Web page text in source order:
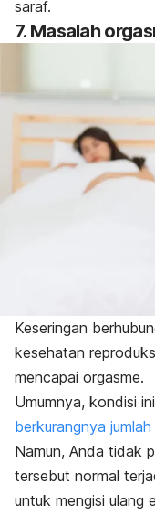
saraf.
7. Masalah
Keseringan
kesehatan
mencapai orgasme.
Umumnya, kondisi
berkurangnya jumlah
Namun, Anda tidak
tersebut normal
untuk mengisi ulang